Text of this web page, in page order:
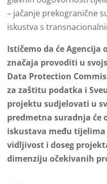
– jačanje prekogranične
iskustva s
Ističemo da će Agencija
značaja provoditi u
Data Protection
za zaštitu podatka i
projektu sudjelovati u
predmetna suradnja će
iskustava među
vidljivost i doseg
dimenziju očekivanih